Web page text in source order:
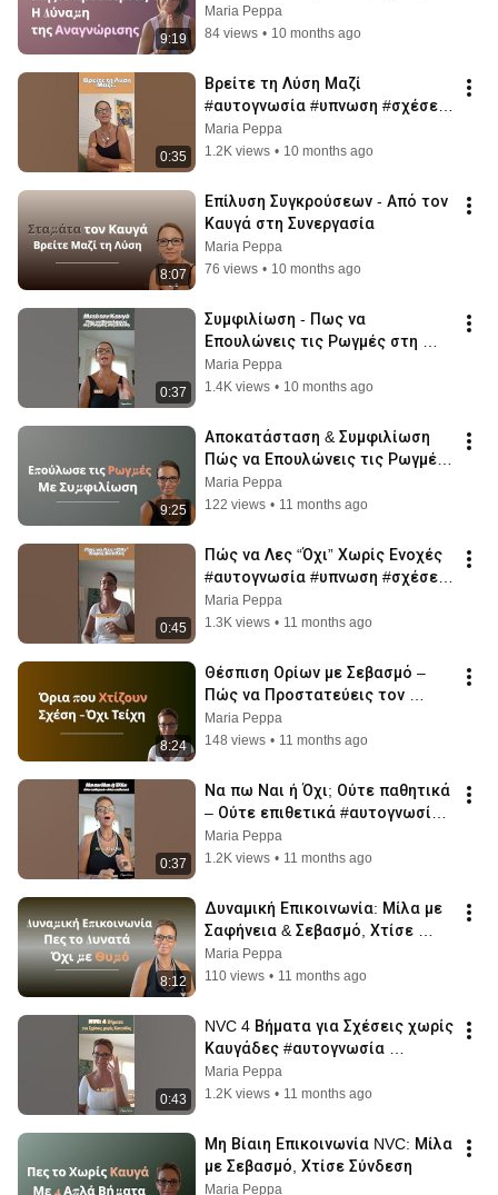
9:19
Ζωντανή
Maria Peppa
84 views • 10 months ago
0:35
Βρείτε τη Λύση Μαζί
#αυτογνωσία #υπνωση #σχέσεισ
#peppasvoice
#προσωπικήανάπτυξη
Maria Peppa
1.2K views • 10 months ago
8:07
Επίλυση Συγκρούσεων - Από τον
Καυγά στη Συνεργασία
Maria Peppa
76 views • 10 months ago
0:37
Συμφιλίωση - Πως να
Επουλώνεις τις Ρωγμές στη
Σχέση #αυτογνωσία #υπνωση
#σχέσεισ #peppasvoice
Maria Peppa
1.4K views • 10 months ago
9:25
Αποκατάσταση & Συμφιλίωση
Πώς να Επουλώνεις τις Ρωγμές
στη Σχέση
Maria Peppa
122 views • 11 months ago
0:45
Πώς να Λες “Όχι” Χωρίς Ενοχές
#αυτογνωσία #υπνωση #σχέσεισ
#peppasvoice
#μανιφέσταθυμήσεων
Maria Peppa
1.3K views • 11 months ago
8:24
Θέσπιση Ορίων με Σεβασμό –
Πώς να Προστατεύεις τον
Εαυτό σου Χωρίς να Χτίζεις
Τείχη
Maria Peppa
148 views • 11 months ago
0:37
Να πω Ναι ή Όχι; Ούτε παθητικά
– Ούτε επιθετικά #αυτογνωσία
#υπνωση #peppasvoice #mindset
#σχέσεισ
Maria Peppa
1.2K views • 11 months ago
8:12
Δυναμική Επικοινωνία: Μίλα με
Σαφήνεια & Σεβασμό, Χτίσε
Ισορροπημένες Σχέσεις
Maria Peppa
110 views • 11 months ago
0:43
NVC 4 Βήματα για Σχέσεις χωρίς
Καυγάδες #αυτογνωσία
#υπνωση #σχέσεισ #peppasvoice
Maria Peppa
1.2K views • 11 months ago
Μη Βίαιη Επικοινωνία NVC: Μίλα
με Σεβασμό, Χτίσε Σύνδεση
Maria Peppa